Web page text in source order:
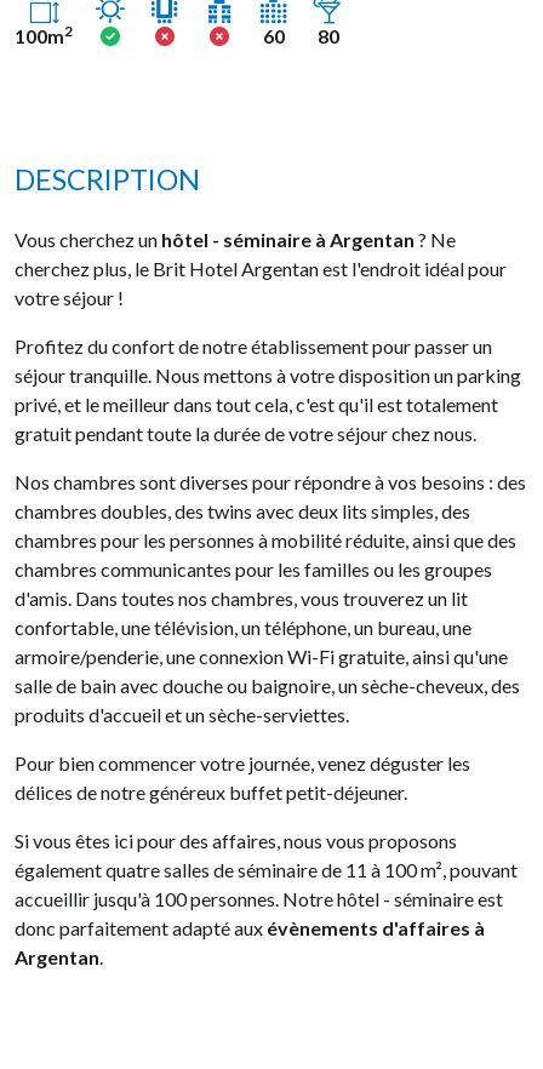
100m2
Ensoleillé
Oui Non
Non
60
80
DESCRIPTION
Vous cherchez un hôtel - séminaire à Argentan ? Ne
cherchez plus, le Brit Hotel Argentan est l'endroit idéal pour
votre séjour !
Profitez du confort de notre établissement pour passer un
séjour tranquille. Nous mettons à votre disposition un parking
privé, et le meilleur dans tout cela, c'est qu'il est totalement
gratuit pendant toute la durée de votre séjour chez nous.
Nos chambres sont diverses pour répondre à vos besoins : des
chambres doubles, des twins avec deux lits simples, des
chambres pour les personnes à mobilité réduite, ainsi que des
chambres communicantes pour les familles ou les groupes
d'amis. Dans toutes nos chambres, vous trouverez un lit
confortable, une télévision, un téléphone, un bureau, une
armoire/penderie, une connexion Wi-Fi gratuite, ainsi qu'une
salle de bain avec douche ou baignoire, un sèche-cheveux, des
produits d'accueil et un sèche-serviettes.
Pour bien commencer votre journée, venez déguster les
délices de notre généreux buffet petit-déjeuner.
Si vous êtes ici pour des affaires, nous vous proposons
également quatre salles de séminaire de 11 à 100 m², pouvant
accueillir jusqu'à 100 personnes. Notre hôtel - séminaire est
donc parfaitement adapté aux évènements d'affaires à
Argentan.